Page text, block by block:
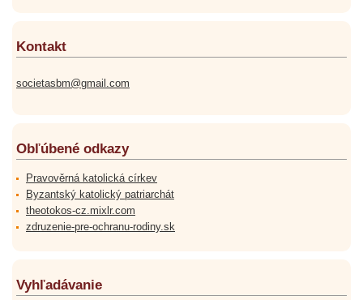
Kontakt
societasbm@gmail.com
Obľúbené odkazy
Pravověrná katolická církev
Byzantský katolický patriarchát
theotokos-cz.mixlr.com
zdruzenie-pre-ochranu-rodiny.sk
Vyhľadávanie